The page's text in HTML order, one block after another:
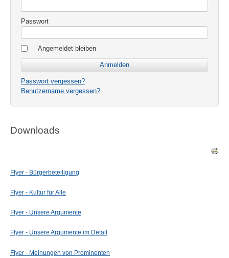
Passwort
Angemeldet bleiben
Passwort vergessen?
Benutzername vergessen?
Downloads
Flyer - Bürgerbeteiligung
Flyer - Kultur für Alle
Flyer - Unsere Argumente
Flyer - Unsere Argumente im Detail
Flyer - Meinungen von Prominenten